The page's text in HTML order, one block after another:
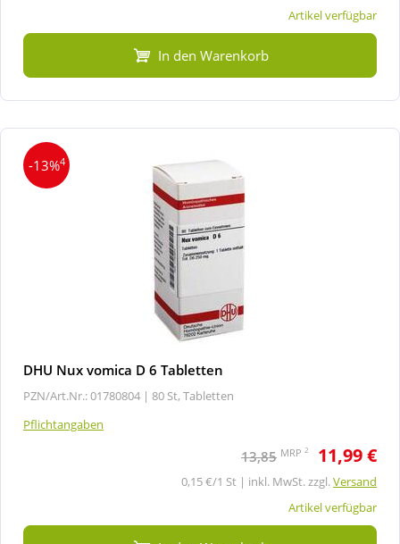
Artikel verfügbar
In den Warenkorb
-13%4
DHU Nux vomica D 6 Tabletten
PZN/Art.Nr.: 01780804 | 80 St, Tabletten
Pflichtangaben
13,85 MRP 2 11,99 €
0,15 €/1 St | inkl. MwSt. zzgl.Versand
Artikel verfügbar